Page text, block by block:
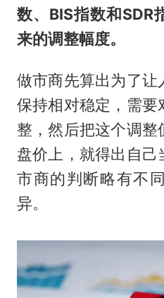
数、BIS指数和SDR
来的调整幅度。
做市商先算出为了让
保持相对稳定，需要
整，然后把这个调
盘价上，就得出自
市商的判断略有不
异。